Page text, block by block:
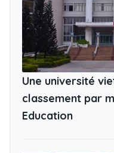
Une université
classement par
Education